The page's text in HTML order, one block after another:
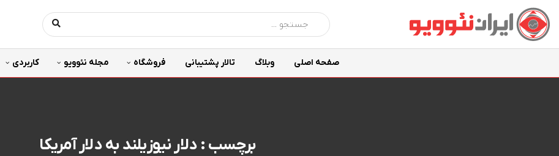
صفحه اصلی وبلاگ تالار پشتیبانی فروشگاه مجله نئوویو کاربردی
برچسب : دلار نیوزیلند به دلار آمریکا